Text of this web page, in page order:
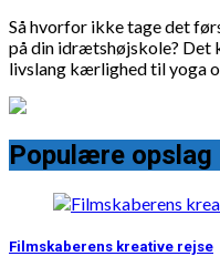
Så hvorfor ikke tage det
på din idrætshøjskole? Det
livslang kærlighed til yoga
Populære opslag
Filmskaberens kreative rejse